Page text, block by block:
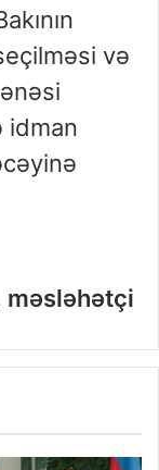
və
idman
məsləhətçi